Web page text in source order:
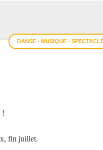
DANSE - MUSIQUE -
!
fin juillet.